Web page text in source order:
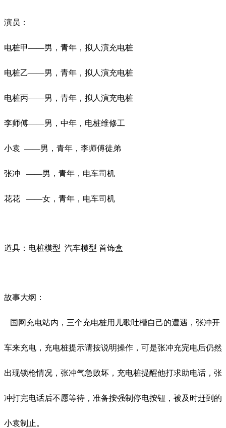
演员：
电桩甲——男，青年，拟人演充电桩
电桩乙——男，青年，拟人演充电桩
电桩丙——男，青年，拟人演充电桩
李师傅——男，中年，电桩维修工
小袁 ——男，青年，李师傅徒弟
张冲 ——男，青年，电车司机
花花 ——女，青年，电车司机
道具：电桩模型 汽车模型 首饰盒
故事大纲：
国网充电站内，三个充电桩用儿歌吐槽自己的遭遇，张冲开
车来充电，充电桩提示请按说明操作，可是张冲充完电后仍然
出现锁枪情况，张冲气急败坏，充电桩提醒他打求助电话，张
冲打完电话后不愿等待，准备按强制停电按钮，被及时赶到的
小袁制止。